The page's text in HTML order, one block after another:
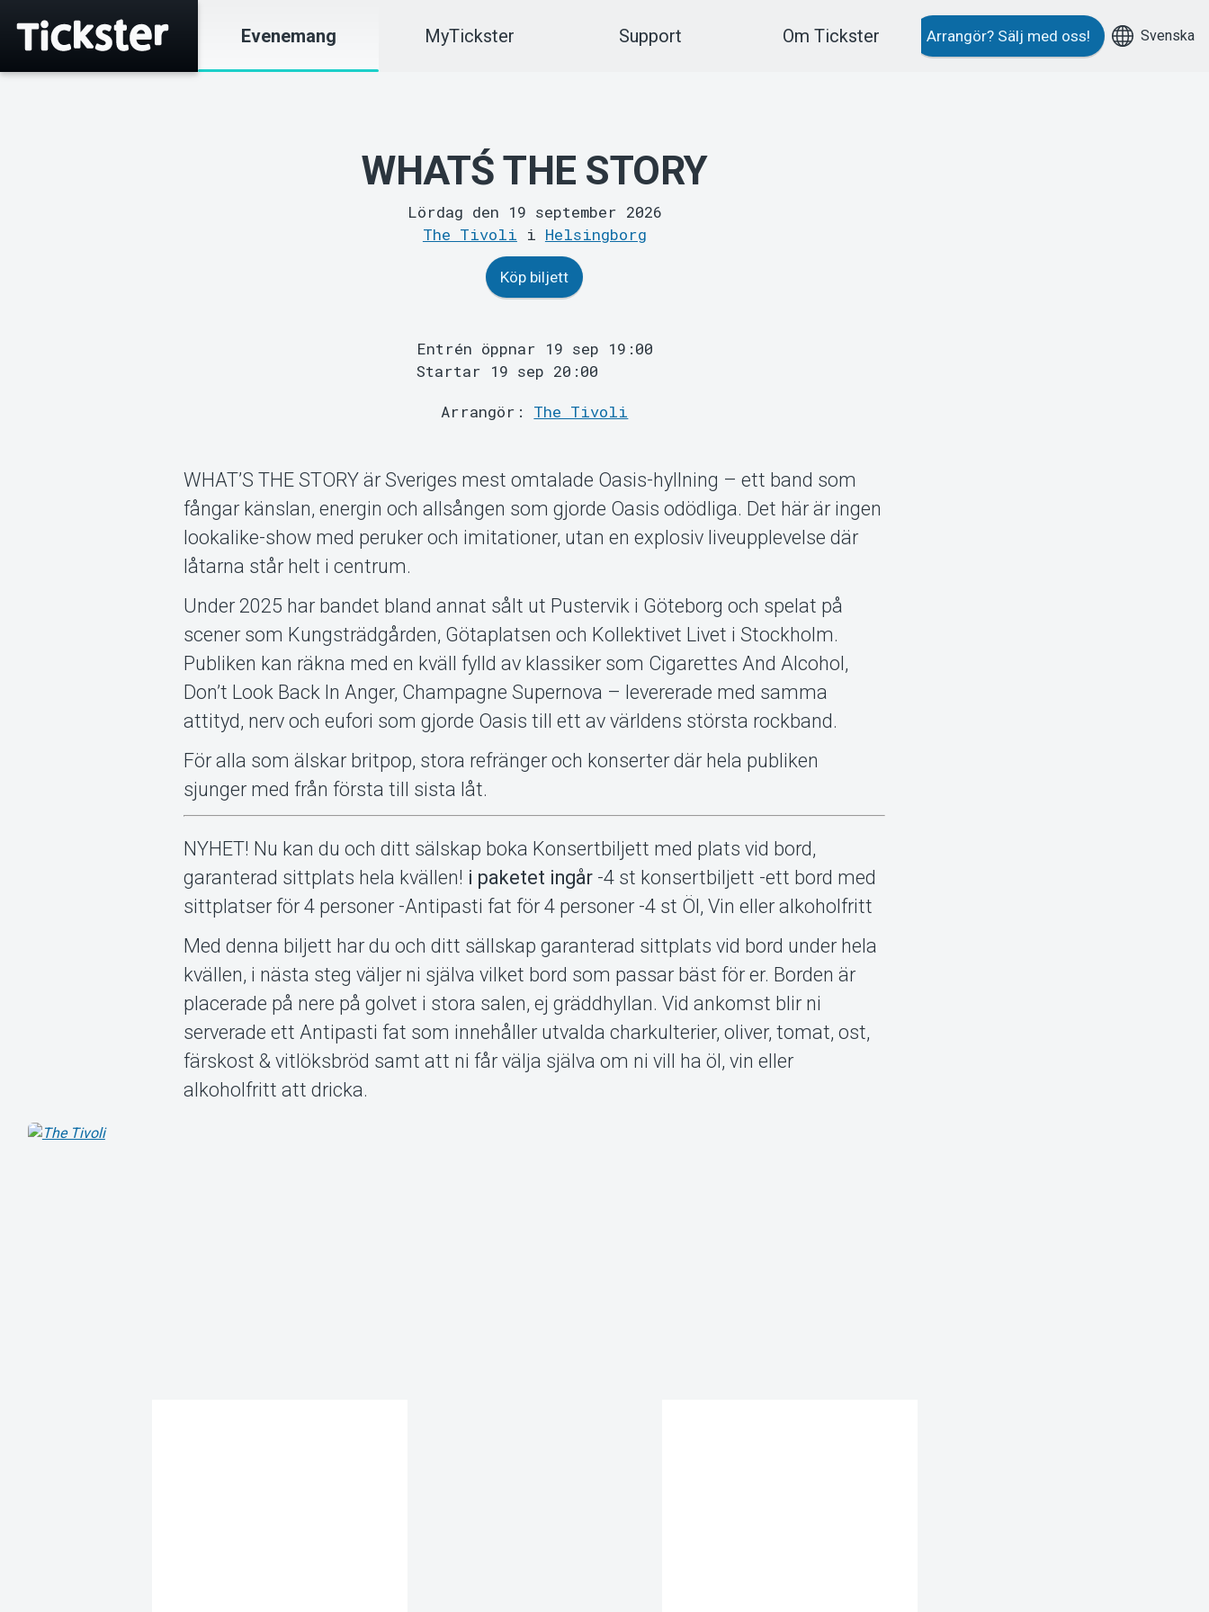
Evenemang MyTickster Support Om Tickster Arrangör? Sälj med oss! Svenska
WHATŚ THE STORY
Lördag den 19 september 2026
The Tivoli i Helsingborg
Köp biljett
Entrén öppnar 19 sep 19:00
Startar 19 sep 20:00
Arrangör: The Tivoli
WHAT’S THE STORY är Sveriges mest omtalade Oasis-hyllning – ett band som
fångar känslan, energin och allsången som gjorde Oasis odödliga. Det här är ingen
lookalike-show med peruker och imitationer, utan en explosiv liveupplevelse där
låtarna står helt i centrum.
Under 2025 har bandet bland annat sålt ut Pustervik i Göteborg och spelat på
scener som Kungsträdgården, Götaplatsen och Kollektivet Livet i Stockholm.
Publiken kan räkna med en kväll fylld av klassiker som Cigarettes And Alcohol,
Don’t Look Back In Anger, Champagne Supernova – levererade med samma
attityd, nerv och eufori som gjorde Oasis till ett av världens största rockband.
För alla som älskar britpop, stora refränger och konserter där hela publiken
sjunger med från första till sista låt.
NYHET! Nu kan du och ditt sälskap boka Konsertbiljett med plats vid bord,
garanterad sittplats hela kvällen! i paketet ingår -4 st konsertbiljett -ett bord med
sittplatser för 4 personer -Antipasti fat för 4 personer -4 st Öl, Vin eller alkoholfritt
Med denna biljett har du och ditt sällskap garanterad sittplats vid bord under hela
kvällen, i nästa steg väljer ni själva vilket bord som passar bäst för er. Borden är
placerade på nere på golvet i stora salen, ej gräddhyllan. Vid ankomst blir ni
serverade ett Antipasti fat som innehåller utvalda charkulterier, oliver, tomat, ost,
färskost & vitlöksbröd samt att ni får välja själva om ni vill ha öl, vin eller
alkoholfritt att dricka.